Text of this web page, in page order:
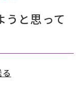
うと思って